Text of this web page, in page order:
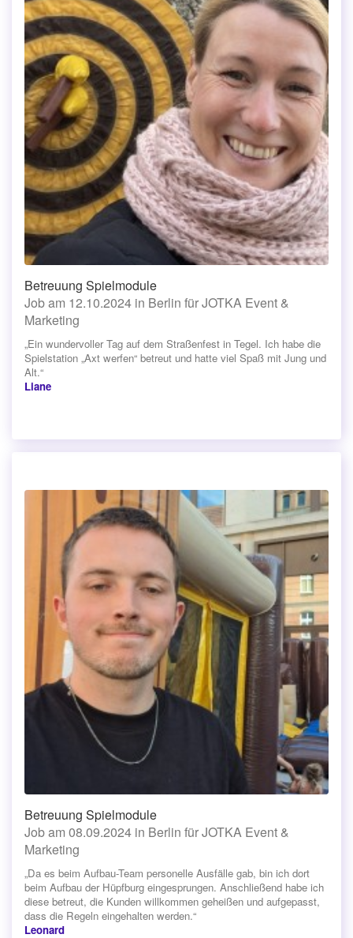
Betreuung Spielmodule
Job am 12.10.2024 in Berlin für JOTKA Event &
Marketing
„Ein wundervoller Tag auf dem Straßenfest in Tegel. Ich habe die
Spielstation „Axt werfen“ betreut und hatte viel Spaß mit Jung und
Alt.“
Liane
Betreuung Spielmodule
Job am 08.09.2024 in Berlin für JOTKA Event &
Marketing
„Da es beim Aufbau-Team personelle Ausfälle gab, bin ich dort
beim Aufbau der Hüpfburg eingesprungen. Anschließend habe ich
diese betreut, die Kunden willkommen geheißen und aufgepasst,
dass die Regeln eingehalten werden.“
Leonard